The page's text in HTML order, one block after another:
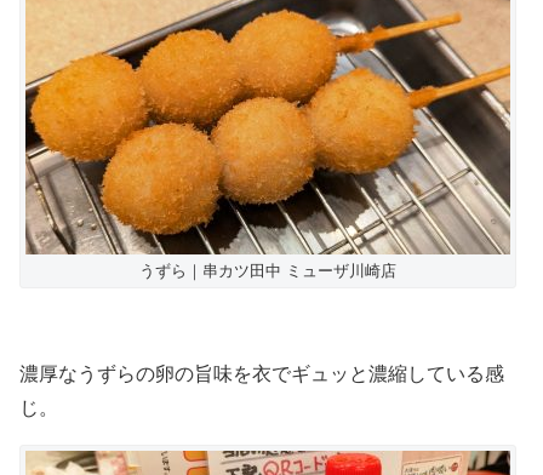
うずら｜串カツ田中 ミューザ川崎店
濃厚なうずらの卵の旨味を衣でギュッと濃縮している感
じ。